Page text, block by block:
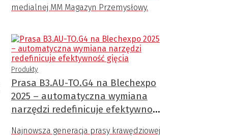
medialnej MM Magazyn Przemysłowy.
Produkty
Prasa B3.AU-TO.G4 na Blechexpo
2025 – automatyczna wymiana
narzędzi redefinicuje efektywność
Najnowsza generacja prasy krawędziowej